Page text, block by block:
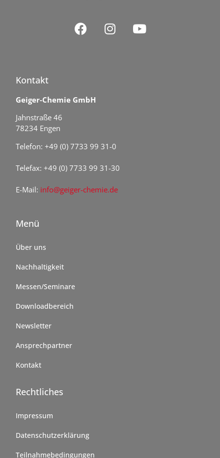
Kontakt
Geiger-Chemie GmbH
Jahnstraße 46
78234 Engen
Telefon: +49 (0) 7733 99 31-0
Telefax: +49 (0) 7733 99 31-30
E-Mail: info@geiger-chemie.de
Menü
Über uns
Nachhaltigkeit
Messen/Seminare
Downloadbereich
Newsletter
Ansprechpartner
Kontakt
Rechtliches
Impressum
Datenschutzerklärung
Teilnahmebedingungen